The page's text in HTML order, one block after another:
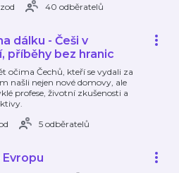
40 odběratelů
dálku - Češi v
příběhy bez hranic
očima Čechů, kteří se vydali za
našli nejen nové domovy, ale
profese, životní zkušenosti a
5 odběratelů